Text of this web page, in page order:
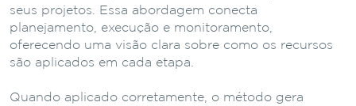
seus projetos. Essa abordagem conecta
planejamento, execução e monitoramento,
oferecendo uma visão clara sobre como os recursos
são aplicados em cada etapa.
Quando aplicado corretamente, o método gera